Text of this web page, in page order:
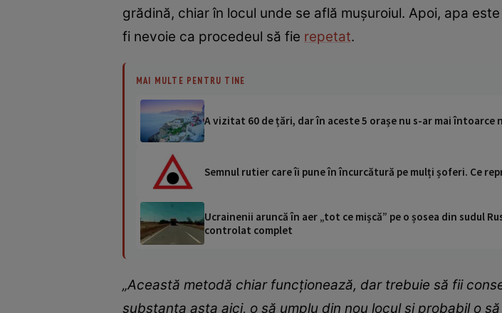
grădină, chiar în locul unde se află mușuroiul. Apoi, apa
fi nevoie ca procedeul să fie repetat.
MAI MULTE PENTRU TINE
A vizitat 60 de țări, dar în aceste 5 orașe nu s-ar mai întoarce
Semnul rutier care îi pune în încurcătură pe mulți șoferi. Ce
Ucrainenii aruncă în aer „tot ce mișcă” pe o șosea din sudul
controlat complet
„Această metodă chiar funcționează, dar trebuie să fii
substanța asta aici, o să umplu din nou locul și probabil o